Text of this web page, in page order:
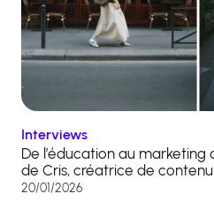
Interviews
De l’éducation au marketing
de Cris, créatrice de
20/01/2026